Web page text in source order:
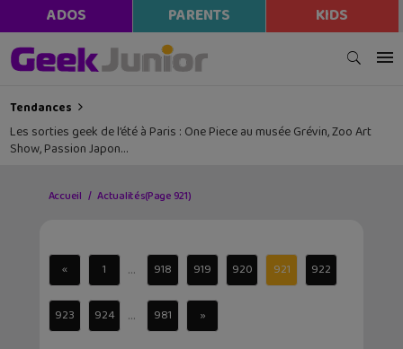
ADOS PARENTS KIDS
Tendances
Les sorties geek de l’été à Paris : One Piece au musée Grévin, Zoo Art
Show, Passion Japon…
Accueil Actualités(Page 921)
« 1 ... 918 919 920 921 922
923 924 ... 981 »